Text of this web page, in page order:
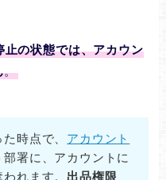
止の状態では、アカウン
。
時点で、 アカウント
部署に、アカウントに
れます。 出品権限